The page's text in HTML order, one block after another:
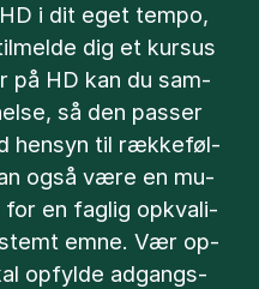
i dit eget tem­po,
dig et kur­sus
på HD kan du sam­
så den pas­ser
hen­syn til ræk­ke­føl­
også være en mu­
for en fag­lig opkva­li­
emne. Vær op­
op­fyl­de ad­gangs­